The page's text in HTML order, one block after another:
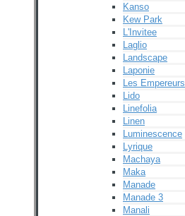
Kanso
Kew Park
L'Invitee
Laglio
Landscape
Laponie
Les Empereurs
Lido
Linefolia
Linen
Luminescence
Lyrique
Machaya
Maka
Manade
Manade 3
Manali